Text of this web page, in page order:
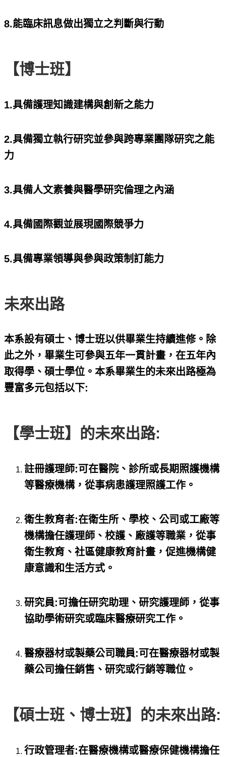
8.能臨床訊息做出獨立之判斷與行動
【博士班】
1.具備護理知識建構與創新之能力
2.具備獨立執行研究並參與跨專業團隊研究之能
力
3.具備人文素養與醫學研究倫理之內涵
4.具備國際觀並展現國際競爭力
5.具備專業領導與參與政策制訂能力
未來出路
本系設有碩士、博士班以供畢業生持續進修。除
此之外，畢業生可參與五年一貫計畫，在五年內
取得學、碩士學位。本系畢業生的未來出路極為
豐富多元包括以下:
【學士班】的未來出路:
註冊護理師:可在醫院、診所或長期照護機構
等醫療機構，從事病患護理照護工作。
衛生教育者:在衛生所、學校、公司或工廠等
機構擔任護理師、校護、廠護等職業，從事
衛生教育、社區健康教育計畫，促進機構健
康意識和生活方式。
研究員:可擔任研究助理、研究護理師，從事
協助學術研究或臨床醫療研究工作。
醫療器材或製藥公司職員:可在醫療器材或製
藥公司擔任銷售、研究或行銷等職位。
【碩士班、博士班】的未來出路:
行政管理者:在醫療機構或醫療保健機構擔任